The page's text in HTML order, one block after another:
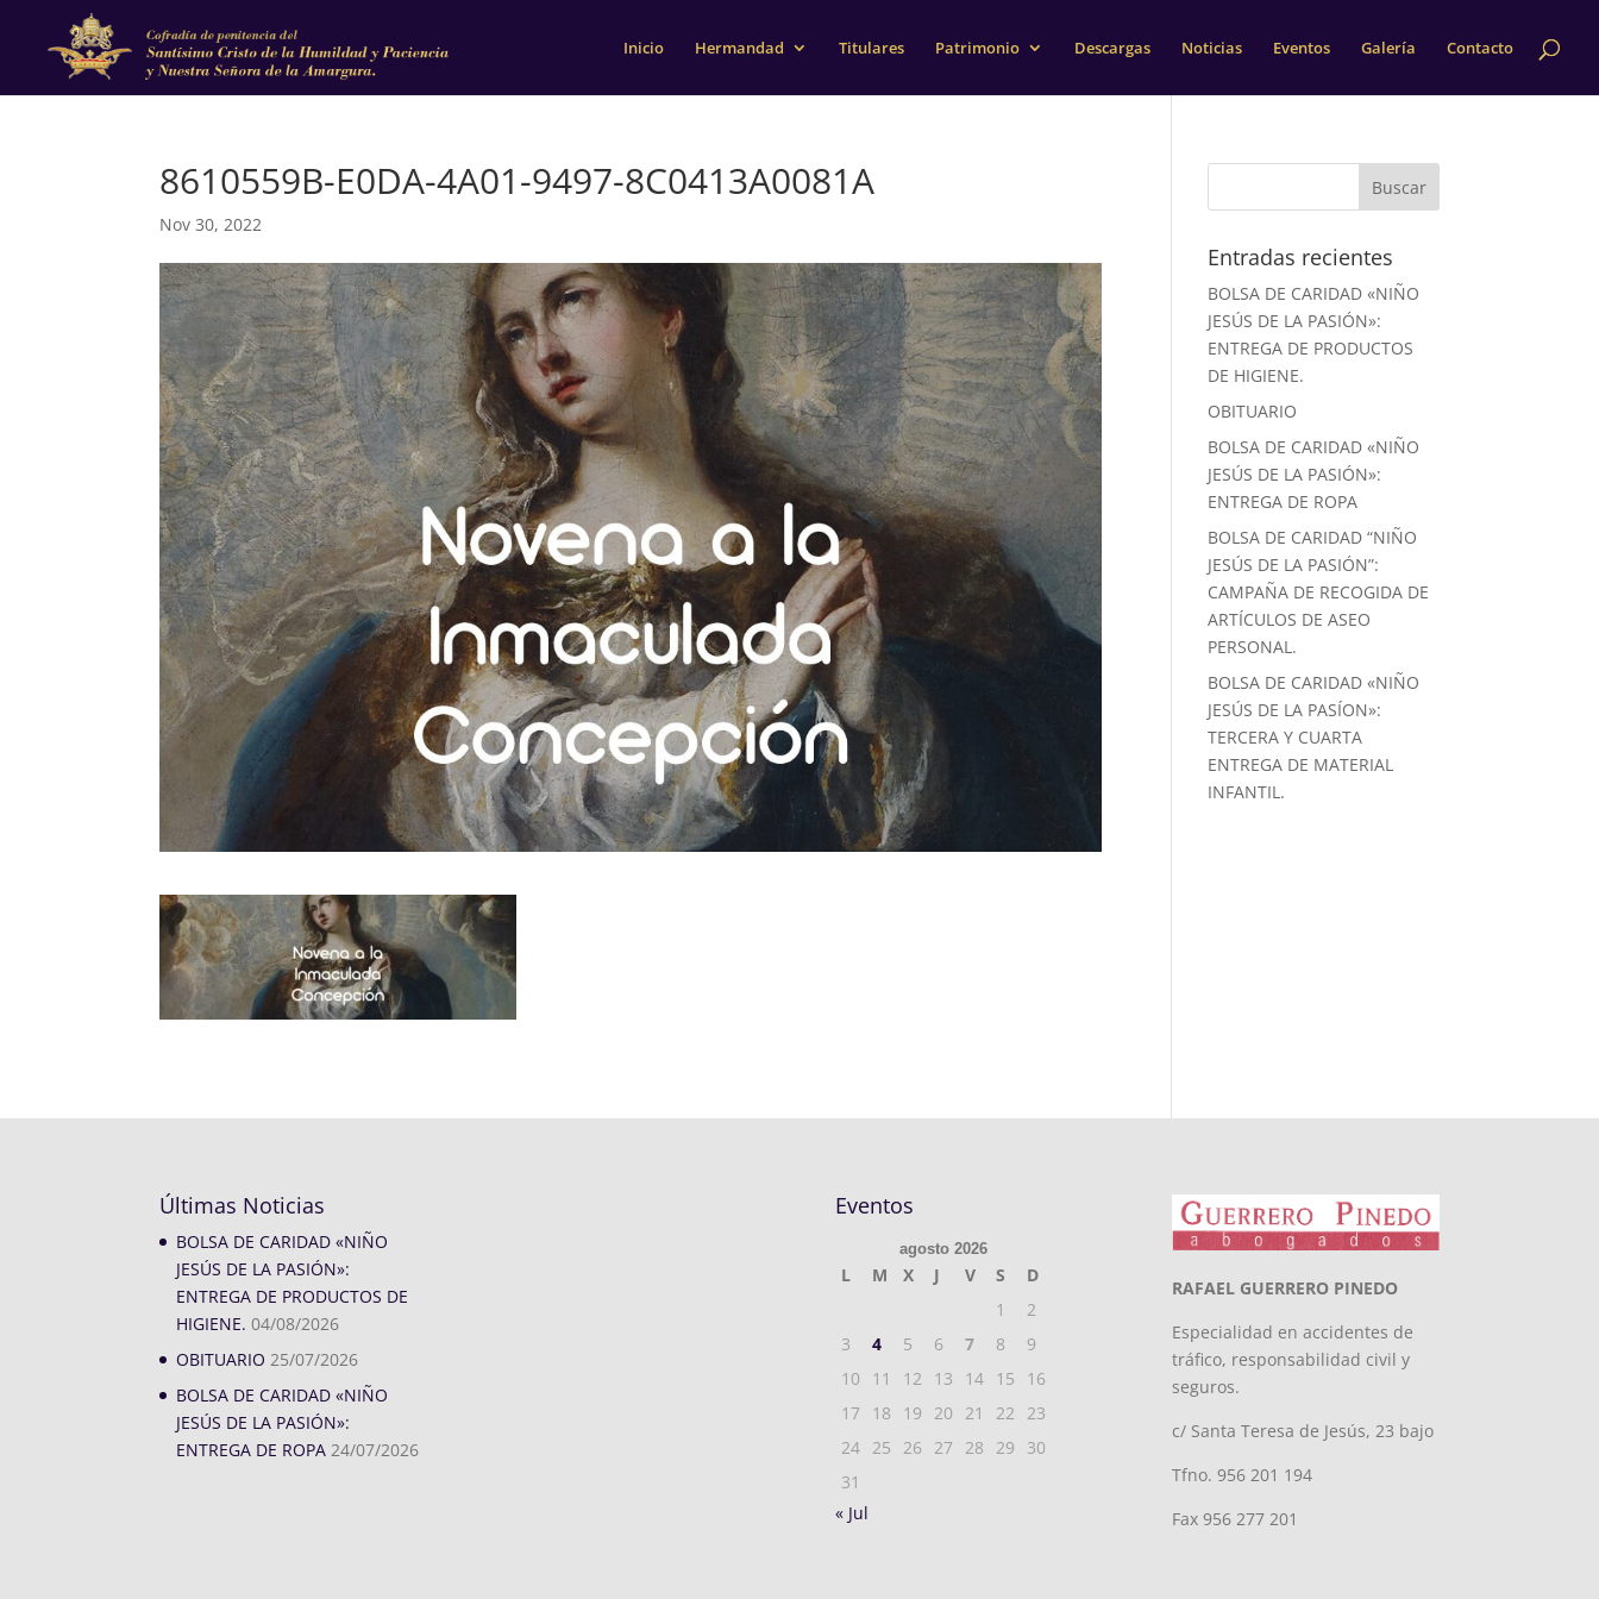
Inicio Hermandad Titulares Patrimonio Descargas Noticias Eventos Galería Contacto
8610559B-E0DA-4A01-9497-8C0413A0081A
Nov 30, 2022
Entradas recientes
BOLSA DE CARIDAD «NIÑO
JESÚS DE LA PASIÓN»:
ENTREGA DE PRODUCTOS
DE HIGIENE.
OBITUARIO
BOLSA DE CARIDAD «NIÑO
JESÚS DE LA PASIÓN»:
ENTREGA DE ROPA
BOLSA DE CARIDAD “NIÑO
JESÚS DE LA PASIÓN”:
CAMPAÑA DE RECOGIDA DE
ARTÍCULOS DE ASEO
PERSONAL.
BOLSA DE CARIDAD «NIÑO
JESÚS DE LA PASÍON»:
TERCERA Y CUARTA
ENTREGA DE MATERIAL
INFANTIL.
Últimas Noticias
BOLSA DE CARIDAD «NIÑO
JESÚS DE LA PASIÓN»:
ENTREGA DE PRODUCTOS DE
HIGIENE. 04/08/2026
OBITUARIO 25/07/2026
BOLSA DE CARIDAD «NIÑO
JESÚS DE LA PASIÓN»:
ENTREGA DE ROPA 24/07/2026
Eventos
agosto 2026
L M X J V S
D
1
2
3
4 5 6 7 8
9
10
11 12 13 14 15
16
17
18 19 20 21 22
23
24
25 26 27 28 29
30
31
« Jul
RAFAEL GUERRERO PINEDO
Especialidad en accidentes de
tráfico, responsabilidad civil y
seguros.
c/ Santa Teresa de Jesús, 23 bajo
Tfno. 956 201 194
Fax 956 277 201